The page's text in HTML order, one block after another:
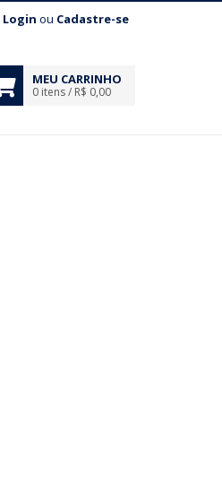
Login ou Cadastre-se
MEU CARRINHO
0 itens / R$ 0,00